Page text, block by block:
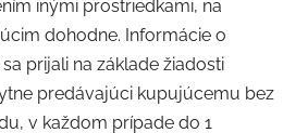
inými prostriedkami, na
dohodne. Informácie o
prijali na základe žiadosti
predávajúci kupujúcemu bez
v každom prípade do 1